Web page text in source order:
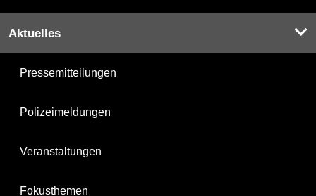
Aktuelles
Pressemitteilungen
Polizeimeldungen
Veranstaltungen
Fokusthemen